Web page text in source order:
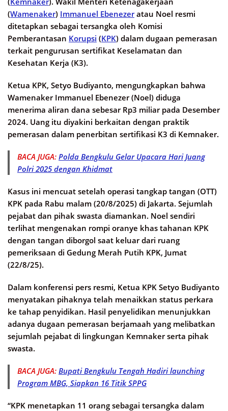
(Wamenaker) Immanuel Ebenezeratau Noel resmi
ditetapkan sebagai tersangka oleh Komisi
Pemberantasan Korupsi (KPK) dalam dugaan pemerasan
terkait pengurusan sertifikat Keselamatan dan
Kesehatan Kerja (K3).
Ketua KPK, Setyo Budiyanto, mengungkapkan bahwa
Wamenaker Immanuel Ebenezer (Noel) diduga
menerima aliran dana sebesar Rp3 miliar pada Desember
2024. Uang itu diyakini berkaitan dengan praktik
pemerasan dalam penerbitan sertifikasi K3 di Kemnaker.
BACA JUGA: Polda Bengkulu Gelar Upacara Hari Juang
Polri 2025 dengan Khidmat
Kasus ini mencuat setelah operasi tangkap tangan (OTT)
KPK pada Rabu malam (20/8/2025) di Jakarta. Sejumlah
pejabat dan pihak swasta diamankan. Noel sendiri
terlihat mengenakan rompi oranye khas tahanan KPK
dengan tangan diborgol saat keluar dari ruang
pemeriksaan di Gedung Merah Putih KPK, Jumat
(22/8/25).
Dalam konferensi pers resmi, Ketua KPK Setyo Budiyanto
menyatakan pihaknya telah menaikkan status perkara
ke tahap penyidikan. Hasil penyelidikan menunjukkan
adanya dugaan pemerasan berjamaah yang melibatkan
sejumlah pejabat di lingkungan Kemnaker serta pihak
swasta.
BACA JUGA: Bupati Bengkulu Tengah Hadiri launching
Program MBG, Siapkan 16 Titik SPPG
“KPK menetapkan 11 orang sebagai tersangka dalam